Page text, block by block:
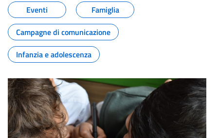
Eventi
Famiglia
Campagne di comunicazione
Infanzia e adolescenza